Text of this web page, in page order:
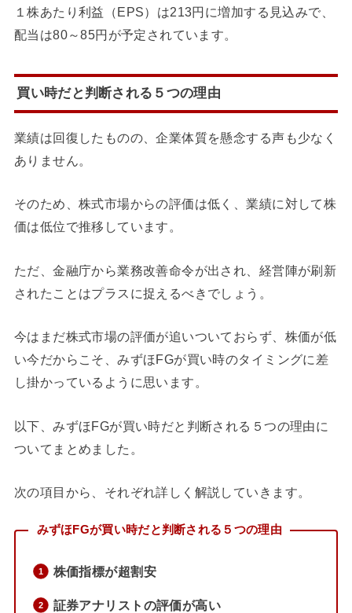
１株あたり利益（EPS）は213円に増加する見込みで、
配当は80～85円が予定されています。
買い時だと判断される５つの理由
業績は回復したものの、企業体質を懸念する声も少なく
ありません。
そのため、株式市場からの評価は低く、業績に対して株
価は低位で推移しています。
ただ、金融庁から業務改善命令が出され、経営陣が刷新
されたことはプラスに捉えるべきでしょう。
今はまだ株式市場の評価が追いついておらず、株価が低
い今だからこそ、みずほFGが買い時のタイミングに差
し掛かっているように思います。
以下、みずほFGが買い時だと判断される５つの理由に
ついてまとめました。
次の項目から、それぞれ詳しく解説していきます。
みずほFGが買い時だと判断される５つの理由
株価指標が超割安
証券アナリストの評価が高い